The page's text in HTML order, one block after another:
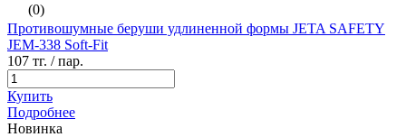
(0)
Противошумные беруши удлиненной формы JETA SAFETY
JEM-338 Soft-Fit
107 тг. / пар.
Купить
Подробнее
Новинка